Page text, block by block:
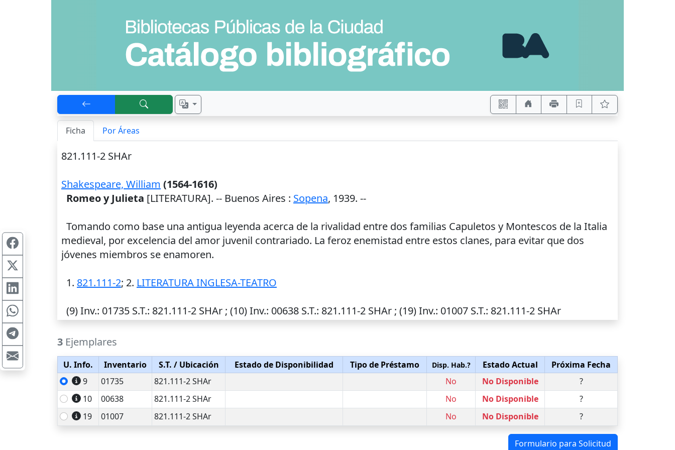
Ficha Por Áreas
821.111-2 SHAr
Shakespeare, William (1564-1616)
Romeo y Julieta [LITERATURA]. -- Buenos Aires : Sopena, 1939. --
Tomando como base una antigua leyenda acerca de la rivalidad entre dos familias Capuletos y Montescos de la Italia
medieval, por excelencia del amor juvenil contrariado. La feroz enemistad entre estos clanes, para evitar que dos
jóvenes miembros se enamoren.
1. 821.111-2; 2. LITERATURA INGLESA-TEATRO
(9)Inv.: 01735 S.T.: 821.111-2 SHAr ; (10)Inv.: 00638 S.T.: 821.111-2 SHAr ; (19)Inv.: 01007 S.T.: 821.111-2 SHAr
3 Ejemplares
U. Info. Inventario S.T. / Ubicación Estado de Disponibilidad Tipo de Préstamo Disp. Hab.? Estado Actual
Próxima Fecha
9
01735 821.111-2 SHAr No No Disponible
?
10
00638 821.111-2 SHAr No No Disponible
?
19
01007 821.111-2 SHAr No No Disponible ?
Formulario para Solicitud